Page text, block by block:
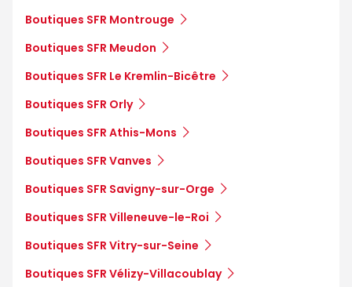
Boutiques SFR Montrouge
Boutiques SFR Meudon
Boutiques SFR Le Kremlin-Bicêtre
Boutiques SFR Orly
Boutiques SFR Athis-Mons
Boutiques SFR Vanves
Boutiques SFR Savigny-sur-Orge
Boutiques SFR Villeneuve-le-Roi
Boutiques SFR Vitry-sur-Seine
Boutiques SFR Vélizy-Villacoublay